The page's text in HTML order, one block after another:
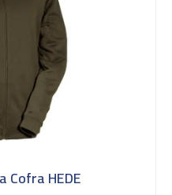
Cofra HEDE